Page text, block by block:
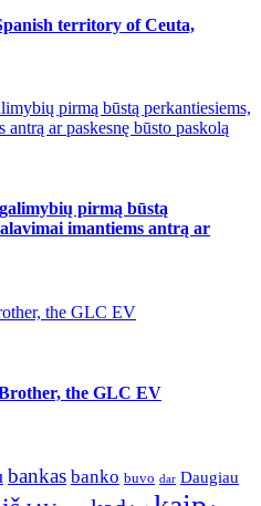
territory of Ceuta,
pirmą būstą perkantiesiems,
ar paskesnę būsto paskolą
pirmą būstą
imantiems antrą ar
the GLC EV
the GLC EV
bankas banko buvo dar Daugiau